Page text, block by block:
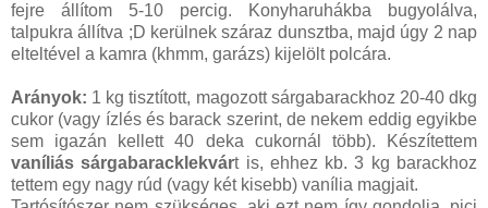
fejre állítom 5-10 percig. Konyharuhákba bugyolálva,
talpukra állítva ;D kerülnek száraz dunsztba, majd úgy 2 nap
elteltével a kamra (khmm, garázs) kijelölt polcára.
Arányok: 1 kg tisztított, magozott sárgabarackhoz 20-40 dkg
cukor (vagy ízlés és barack szerint, de nekem eddig egyikbe
sem igazán kellett 40 deka cukornál több). Készítettem
vaníliás sárgabaracklekvárt is, ehhez kb. 3 kg barackhoz
tettem egy nagy rúd (vagy két kisebb) vanília magjait.